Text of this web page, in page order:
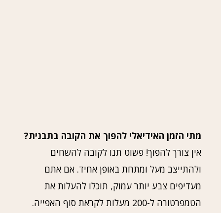
מתי הזמן האידיאלי להפוך את הקובה בתבנית?
אין צורך להפוך! פשוט תנו לקובה להשחים
ולהתייצב מעל ומתחת באופן אחיד. אם אתם
מעדיפים צבע יותר עמוק, תוכלו להעלות את
הטמפרטורה ל-200 מעלות לקראת סוף האפייה.